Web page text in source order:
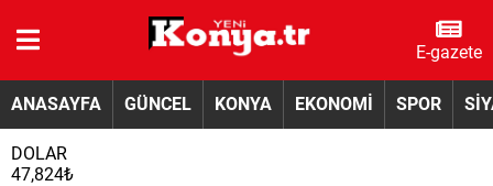
E-gazete
ANASAYFA GÜNCEL KONYA EKONOMİ SPOR
DOLAR
47,824₺